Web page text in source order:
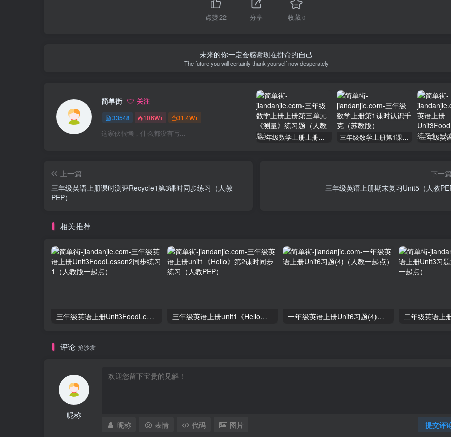
点赞22 分享 收藏0
未来的你一定会感谢现在拼命的自己
The future you will certainly thank yourself now desperately
简单街 关注
33548 106W+ 31.4W+
这家伙很懒，什么都没有写... 三年级数学上册上册第三单元《测量》练习题（人教版） 三年级数学上册第1课时认识千克（苏教版）
上一篇
三年级英语上册课时测评Recycle1第3课时同步练习（人教
PEP）
下一篇
三年级英语上册期末复习Unit5（人教
相关推荐
三年级英语上册Unit3FoodLesson2同步练习1（人教版一起点） 三年级英语上册unit1《Hello》第2课时同步练习（人教PEP） 一年级英语上册Unit6习题(4)（人教一起点）
评论 抢沙发
昵称
提交评
昵称 表情 代码 图片